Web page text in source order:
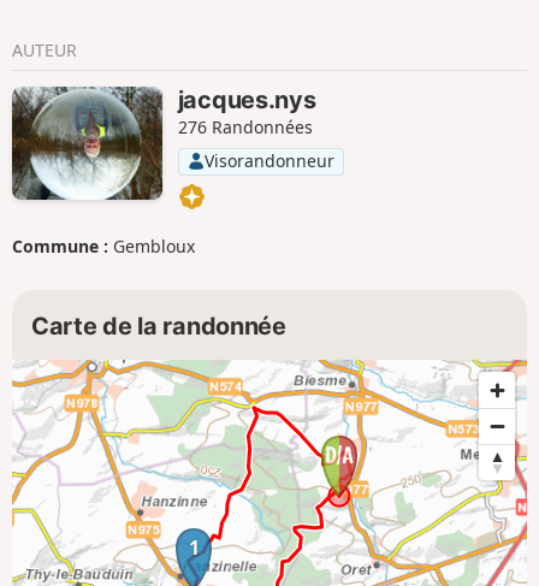
AUTEUR
jacques.nys
276 Randonnées
Visorandonneur
Commune : Gembloux
Carte de la randonnée
1